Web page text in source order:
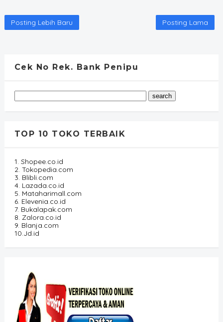
Posting Lebih Baru Posting Lama
Cek No Rek. Bank Penipu
TOP 10 TOKO TERBAIK
1. Shopee.co.id
2. Tokopedia.com
3. Blibli.com
4. Lazada.co.id
5. Mataharimall.com
6. Elevenia.co.id
7. Bukalapak.com
8. Zalora.co.id
9. Blanja.com
10.Jd.id